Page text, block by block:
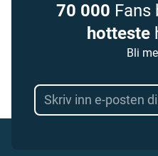
70 000 Fans
hotteste
Bli